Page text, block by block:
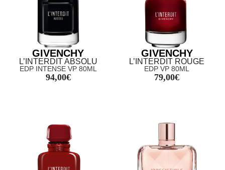
GIVENCHY
L’INTERDIT ABSOLU
EDP INTENSE VP 80ML
94,00€
GIVENCHY
L’INTERDIT ROUGE
EDP VP 80ML
79,00€